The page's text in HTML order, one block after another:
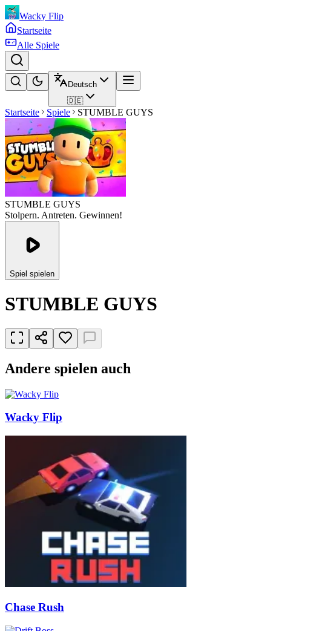
Wacky Flip
Startseite
Alle Spiele
Deutsch
🇩🇪
Startseite Spiele STUMBLE GUYS
STUMBLE GUYS
Stolpern. Antreten. Gewinnen!
Spiel spielen
STUMBLE GUYS
Andere spielen auch
Wacky Flip
Chase Rush